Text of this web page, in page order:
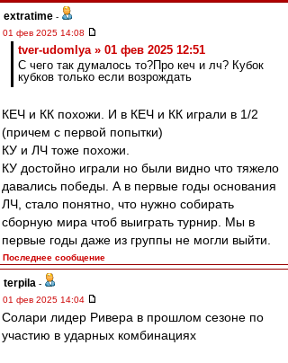
extratime -
01 фев 2025 14:08
tver-udomlya » 01 фев 2025 12:51
С чего так думалось то?Про кеч и лч? Кубок
кубков только если возрождать
КЕЧ и КК похожи. И в КЕЧ и КК играли в 1/2
(причем с первой попытки)
КУ и ЛЧ тоже похожи.
КУ достойно играли но были видно что тяжело
давались победы. А в первые годы основания
ЛЧ, стало понятно, что нужно собирать
сборную мира чтоб выиграть турнир. Мы в
первые годы даже из группы не могли выйти.
Последнее сообщение
terpila -
01 фев 2025 14:04
Солари лидер Ривера в прошлом сезоне по
участию в ударных комбинациях